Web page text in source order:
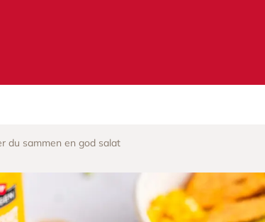
du sammen en god salat